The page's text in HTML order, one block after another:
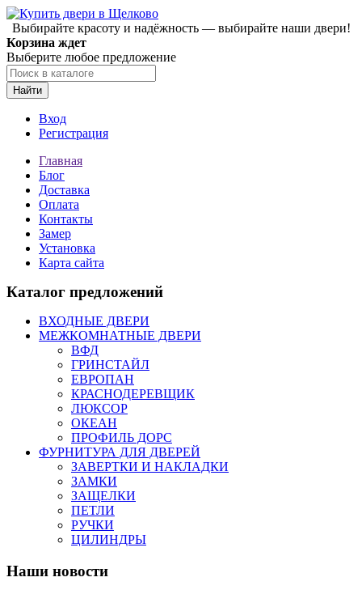
Выбирайте красоту и надёжность — выбирайте наши двери!
Корзина ждет
Выберите любое предложение
Найти
Вход
Регистрация
Главная
Блог
Доставка
Оплата
Контакты
Замер
Установка
Карта сайта
Каталог предложений
ВХОДНЫЕ ДВЕРИ
МЕЖКОМНАТНЫЕ ДВЕРИ
ВФД
ГРИНСТАЙЛ
ЕВРОПАН
КРАСНОДЕРЕВЩИК
ЛЮКСОР
ОКЕАН
ПРОФИЛЬ ДОРС
ФУРНИТУРА ДЛЯ ДВЕРЕЙ
ЗАВЕРТКИ И НАКЛАДКИ
ЗАМКИ
ЗАЩЕЛКИ
ПЕТЛИ
РУЧКИ
ЦИЛИНДРЫ
Наши новости